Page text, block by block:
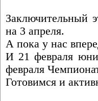
Заключительный
на 3 апреля.
А пока у нас
И 21 февраля
февраля
Готовимся и